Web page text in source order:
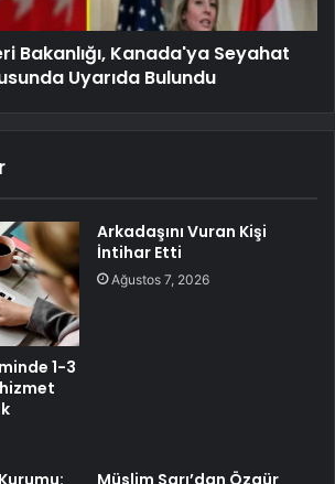
Bakanlığı, Kanada'ya Seyahat
Uyarıda Bulundu
1-3
hizmet
Arkadaşını Vuran Kişi
İntihar Etti
Ağustos 7, 2026
Müslim Sarı’dan Özgür